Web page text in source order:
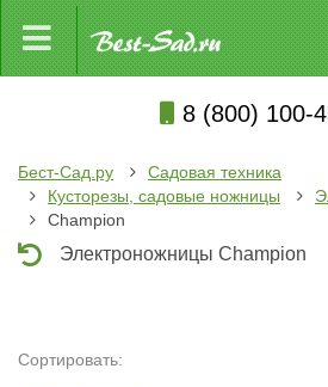
8 (800) 100-
Бест-Сад.ру
Садовая техника
Кусторезы, садовые ножницы
Champion
Электроножницы Champion
Сортировать: